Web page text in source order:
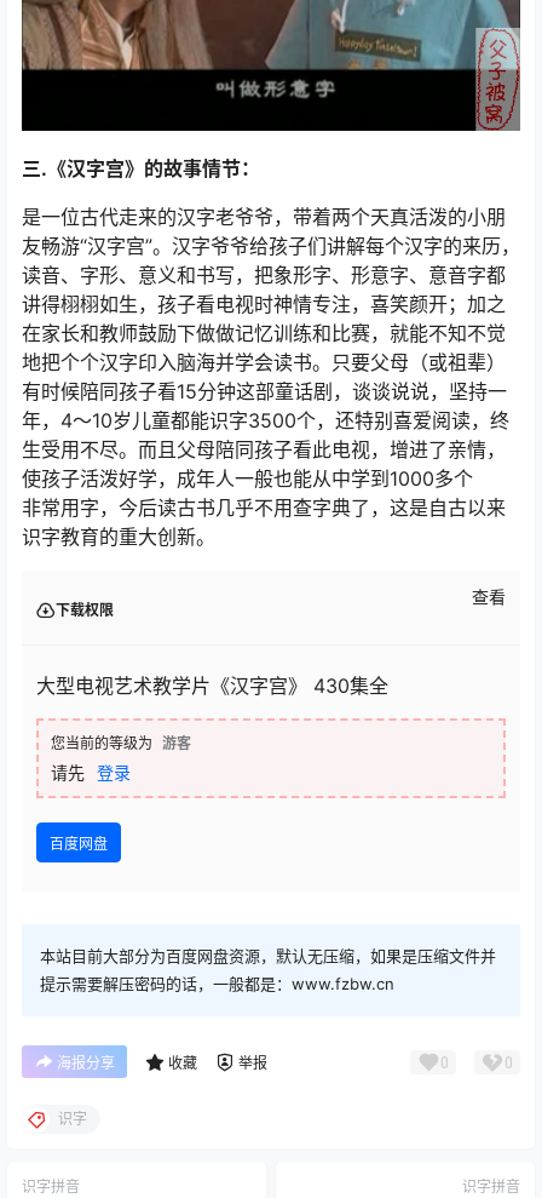
三.《汉字宫》的故事情节：
是一位古代走来的汉字老爷爷，带着两个天真活泼的小朋
友畅游“汉字宫”。汉字爷爷给孩子们讲解每个汉字的来历，
读音、字形、意义和书写，把象形字、形意字、意音字都
讲得栩栩如生，孩子看电视时神情专注，喜笑颜开；加之
在家长和教师鼓励下做做记忆训练和比赛，就能不知不觉
地把个个汉字印入脑海并学会读书。只要父母（或祖辈）
有时候陪同孩子看15分钟这部童话剧，谈谈说说，坚持一
年，4～10岁儿童都能识字3500个，还特别喜爱阅读，终
生受用不尽。而且父母陪同孩子看此电视，增进了亲情，
使孩子活泼好学，成年人一般也能从中学到1000多个
非常用字，今后读古书几乎不用查字典了，这是自古以来
识字教育的重大创新。
下载权限
查看
大型电视艺术教学片《汉字宫》 430集全
您当前的等级为 游客
请先 登录
百度网盘
本站目前大部分为百度网盘资源，默认无压缩，如果是压缩文件并
提示需要解压密码的话，一般都是：www.fzbw.cn
海报分享 收藏 举报 0 0
识字
识字拼音 识字拼音